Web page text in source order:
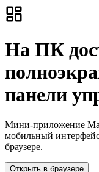
На ПК
панели
Мини-приложение
мобильный
браузере.
Открыть в браузере